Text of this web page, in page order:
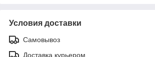
Условия доставки
Самовывоз
Доставка курьером